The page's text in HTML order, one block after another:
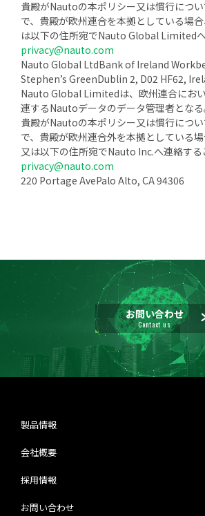
貴殿がNautoの本ポリシー又は慣行につ
で、貴殿が欧州連合を本拠としている場
は以下の住所宛でNauto Global Limited
privacy@nauto.com
Nauto Global LtdBank of Ireland
Stephen’s GreenDublin 2, D02 HF62,
Nauto Global Limitedは、欧州連合にお
連するNautoデータのデータ管理者となる
貴殿がNautoの本ポリシー又は慣行につ
で、貴殿が欧州連合外を本拠としている
又は以下の住所宛でNauto Inc.へ連絡する
privacy@nauto.com
220 Portage AvePalo Alto, CA 94306
お問い合わせ
Contact us
製品情報
会社概要
採用情報
お問い合わせ